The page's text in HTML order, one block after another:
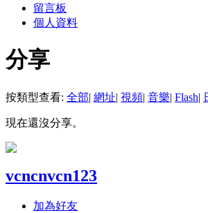
留言板
個人資料
分享
按類型查看: 全部| 網址| 視頻| 音樂| Flash|
現在還沒分享。
vcncnvcn123
加為好友